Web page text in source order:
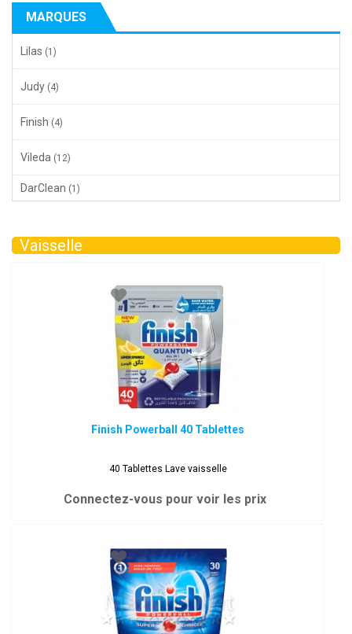
MARQUES
Lilas (1)
Judy (4)
Finish (4)
Vileda (12)
DarClean (1)
Vaisselle
Finish Powerball 40 Tablettes
40 Tablettes Lave vaisselle
Connectez-vous pour voir les prix